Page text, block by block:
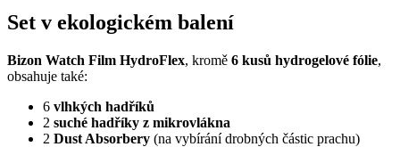
Set v ekologickém balení
Bizon Watch Film HydroFlex, kromě 6 kusů hydrogelové fólie,
obsahuje také:
6 vlhkých hadříků
2 suché hadříky z mikrovlákna
2 Dust Absorbery (na vybírání drobných částic prachu)